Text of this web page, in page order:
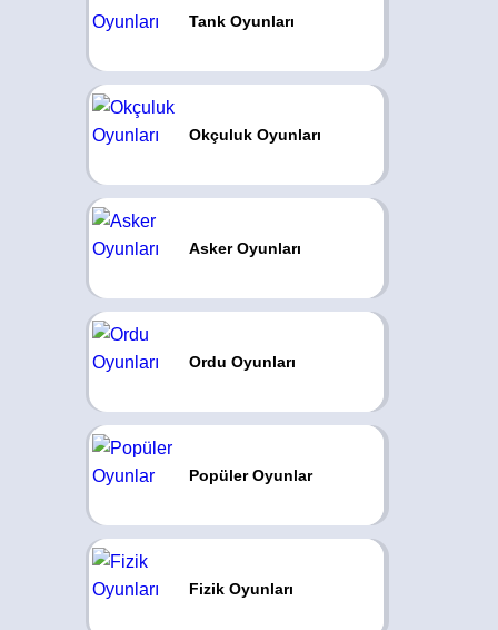
Tank Oyunları
Okçuluk Oyunları
Asker Oyunları
Ordu Oyunları
Popüler Oyunlar
Fizik Oyunları